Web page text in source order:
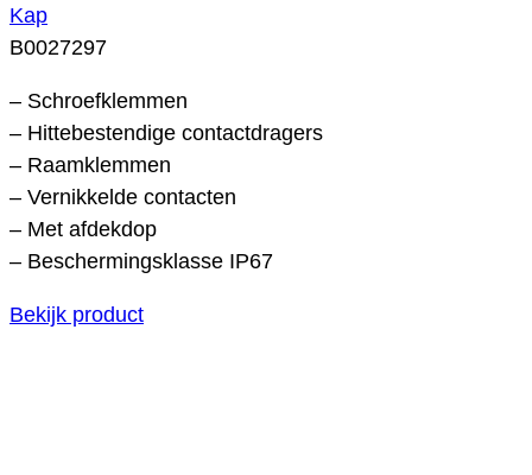
Kap
B0027297
– Schroefklemmen
– Hittebestendige contactdragers
– Raamklemmen
– Vernikkelde contacten
– Met afdekdop
– Beschermingsklasse IP67
Bekijk product